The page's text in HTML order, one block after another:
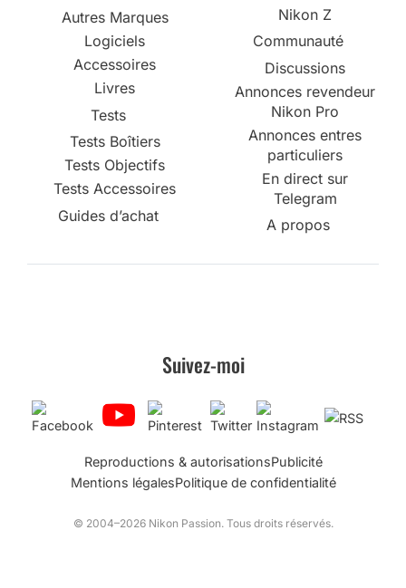
Autres Marques
Logiciels
Accessoires
Livres
Tests
Tests Boîtiers
Tests Objectifs
Tests Accessoires
Guides d’achat
Nikon Z
Communauté
Discussions
Annonces revendeur
Nikon Pro
Annonces entres
particuliers
En direct sur
Telegram
A propos
Suivez-moi
Reproductions & autorisationsPublicité
Mentions légalesPolitique de confidentialité
© 2004–2026 Nikon Passion. Tous droits réservés.